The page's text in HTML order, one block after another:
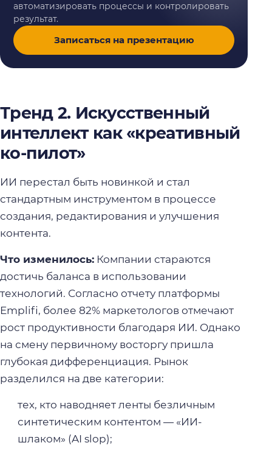
автоматизировать процессы и контролировать
результат.
Записаться на презентацию
Тренд 2. Искусственный
интеллект как «креативный
ко-пилот»
ИИ перестал быть новинкой и стал
стандартным инструментом в процессе
создания, редактирования и улучшения
контента.
Что изменилось: Компании стараются
достичь баланса в использовании
технологий. Согласно отчету платформы
Emplifi, более 82% маркетологов отмечают
рост продуктивности благодаря ИИ. Однако
на смену первичному восторгу пришла
глубокая дифференциация. Рынок
разделился на две категории:
тех, кто наводняет ленты безличным
синтетическим контентом — «ИИ-
шлаком» (AI slop);